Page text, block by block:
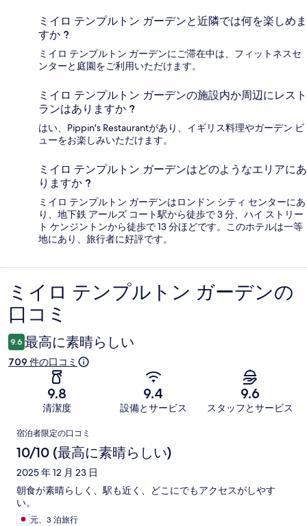
ミイロ テンプルトン ガーデンと近隣では何を楽しめま
すか ?
ミイロ テンプルトン ガーデンにご滞在中は、フィットネスセ
ンターと庭園をご利用いただけます。
ミイロ テンプルトン ガーデンの施設内か周辺にレスト
ランはありますか ?
はい、Pippin's Restaurantがあり、イギリス料理やガーデン ビ
ューをお楽しみいただけます。
ミイロ テンプルトン ガーデンはどのようなエリアにあ
りますか ?
ミイロ テンプルトン ガーデンはロンドン シティ センターにあ
り、地下鉄 アールズ コート駅から徒歩で 3 分、ハイ ストリー
ト ケンジントンから徒歩で 13 分ほどです。このホテルは一等
地にあり、旅行者に好評です。
口
コ
ミ
ミイロ テンプルトン ガーデンの
口コミ
9.6 最高に素晴らしい
709 件の口コミ
9.8
清潔度
9.4
設備とサービス
9.6
スタッフとサービス
口
コ
ミ
宿泊者限定の口コミ
10/10 (最高に素晴らしい)
2025 年 12 月 23 日
朝食が素晴らしく、駅も近く、どこにでもアクセスがしやす
い。
元、3 泊旅行